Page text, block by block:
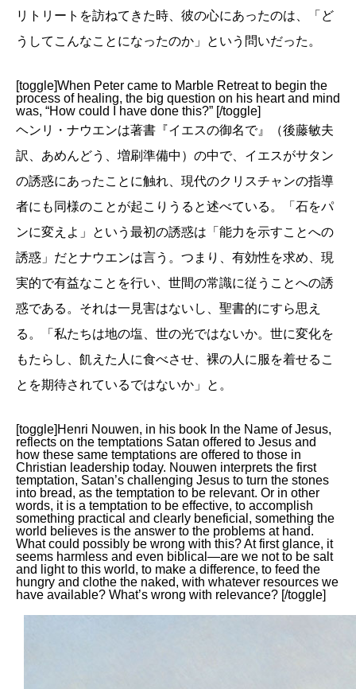
リトリートを訪ねてきた時、彼の心にあったのは、「ど
うしてこんなことになったのか」という問いだった。
[toggle]When Peter came to Marble Retreat to begin the
process of healing, the big question on his heart and mind
was, “How could I have done this?” [/toggle]
ヘンリ・ナウエンは著書『イエスの御名で』（後藤敏夫
訳、あめんどう、増刷準備中）の中で、イエスがサタン
の誘惑にあったことに触れ、現代のクリスチャンの指導
者にも同様のことが起こりうると述べている。「石をパ
ンに変えよ」という最初の誘惑は「能力を示すことへの
誘惑」だとナウエンは言う。つまり、有効性を求め、現
実的で有益なことを行い、世間の常識に従うことへの誘
惑である。それは一見害はないし、聖書的にすら思え
る。「私たちは地の塩、世の光ではないか。世に変化を
もたらし、飢えた人に食べさせ、裸の人に服を着せるこ
とを期待されているではないか」と。
[toggle]Henri Nouwen, in his book In the Name of Jesus,
reflects on the temptations Satan offered to Jesus and
how these same temptations are offered to those in
Christian leadership today. Nouwen interprets the first
temptation, Satan’s challenging Jesus to turn the stones
into bread, as the temptation to be relevant. Or in other
words, it is a temptation to be effective, to accomplish
something practical and clearly beneficial, something the
world believes is the answer to the problems at hand.
What could possibly be wrong with this? At first glance, it
seems harmless and even biblical—are we not to be salt
and light to this world, to make a difference, to feed the
hungry and clothe the naked, with whatever resources we
have available? What’s wrong with relevance? [/toggle]